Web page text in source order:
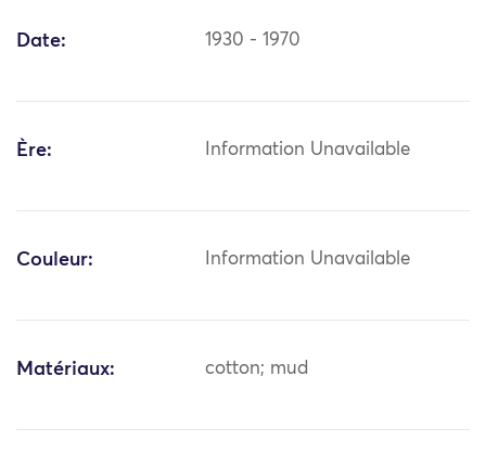
Date: 1930 - 1970
Ère: Information Unavailable
Couleur: Information Unavailable
Matériaux: cotton; mud